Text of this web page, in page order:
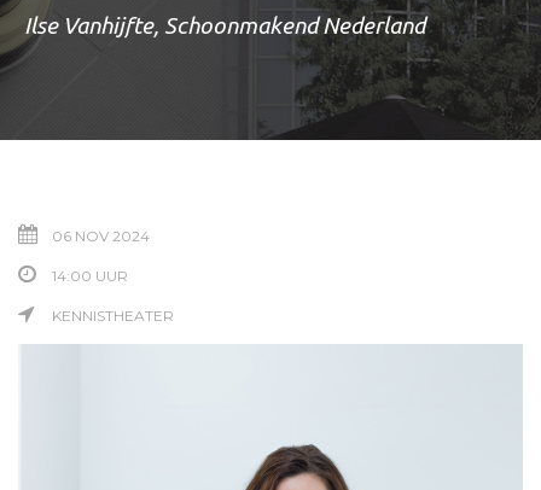
Ilse Vanhijfte, Schoonmakend Nederland
06 NOV 2024
14:00 UUR
KENNISTHEATER